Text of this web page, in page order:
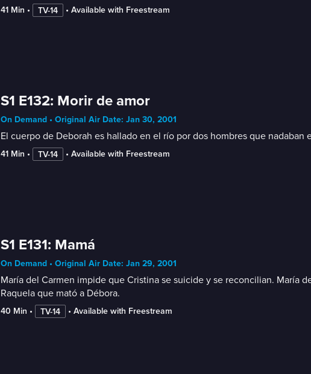
41 Min • TV-14 • Available with Freestream
S1 E132: Morir de amor
On Demand • Original Air Date: Jan 30, 2001
El cuerpo de Deborah es hallado en el río por dos hombres que
41 Min • TV-14 • Available with Freestream
S1 E131: Mamá
On Demand • Original Air Date: Jan 29, 2001
María del Carmen impide que Cristina se suicide y se reconcilian. María
Raquela que mató a Débora.
40 Min • TV-14 • Available with Freestream